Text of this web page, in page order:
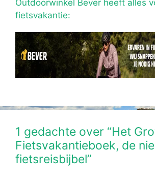
Outdoorwinkel Bever heeft alles
fietsvakantie:
1 gedachte over “Het
Fietsvakantieboek, de
fietsreisbijbel”